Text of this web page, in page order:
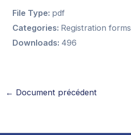
File Type: pdf
Categories: Registration forms
Downloads: 496
← Document précédent